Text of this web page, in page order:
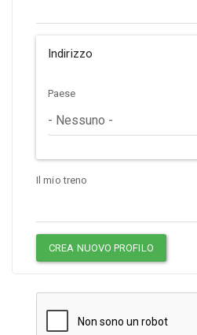
Indirizzo
Paese
Il mio treno
CREA NUOVO PROFILO